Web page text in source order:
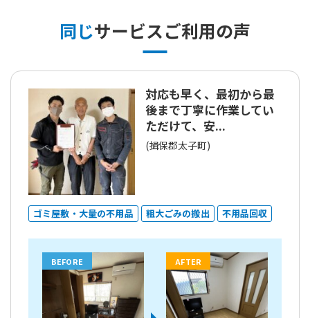
同じサービスご利用の声
対応も早く、最初から最
後まで丁寧に作業してい
ただけて、安...
(揖保郡太子町)
ゴミ屋敷・大量の不用品 粗大ごみの搬出 不用品回収
BEFORE AFTER